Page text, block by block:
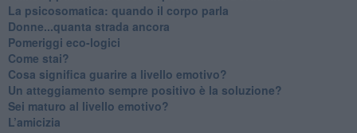
La psicosomatica: quando il corpo parla
Donne...quanta strada ancora
​Pomeriggi eco-logici
​Come stai?
Cosa significa guarire a livello emotivo?
​Un atteggiamento sempre positivo è la soluzione?
​Sei maturo al livello emotivo?
​L’amicizia